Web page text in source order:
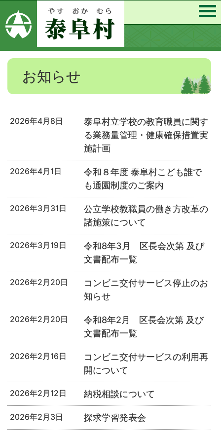
お知らせ
2026年4月8日
泰阜村立学校の教育職員に関す
る業務量管理・健康確保措置実
施計画
2026年4月1日
令和８年度 泰阜村こども誰で
も通園制度のご案内
2026年3月31日
公立学校教職員の働き方改革の
諸施策について
2026年3月19日
令和8年3月 区長会次第 及び
文書配布一覧
2026年2月20日
コンビニ交付サービス停止のお
知らせ
2026年2月20日
令和8年2月 区長会次第 及び
文書配布一覧
2026年2月16日
コンビニ交付サービスの利用再
開について
2026年2月12日 納税相談について
2026年2月3日 探求学習発表会